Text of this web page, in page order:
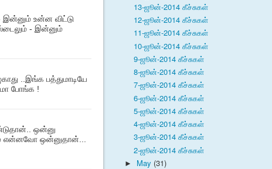
இன்னும் உன்ன விட்டு
- இன்னும்
..இங்க பத்துமாடியே
போங்க !
ஒன்னு
ஒன்னுதான்...
13-ஜூன்-2014 கீச்சுகள்
12-ஜூன்-2014 கீச்சுகள்
11-ஜூன்-2014 கீச்சுகள்
10-ஜூன்-2014 கீச்சுகள்
9-ஜூன்-2014 கீச்சுகள்
8-ஜூன்-2014 கீச்சுகள்
7-ஜூன்-2014 கீச்சுகள்
6-ஜூன்-2014 கீச்சுகள்
5-ஜூன்-2014 கீச்சுகள்
4-ஜூன்-2014 கீச்சுகள்
3-ஜூன்-2014 கீச்சுகள்
2-ஜூன்-2014 கீச்சுகள்
► May (31)